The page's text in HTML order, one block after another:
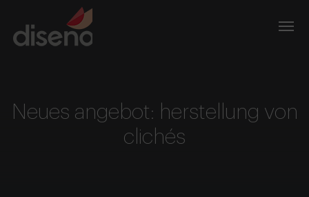
Neues angebot: herstellung von
clichés